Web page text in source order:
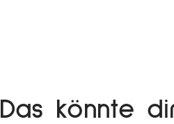
Das könnte